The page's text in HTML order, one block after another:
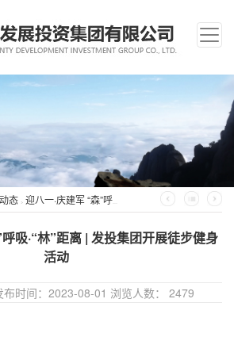
态 > 迎八一·庆建军 “森”呼吸·“林”距离 | 发投集团开展徒步健身活动
吸·“林”距离 | 发投集团开展徒步健身
活动
时间：2023-08-01 浏览人数： 2479